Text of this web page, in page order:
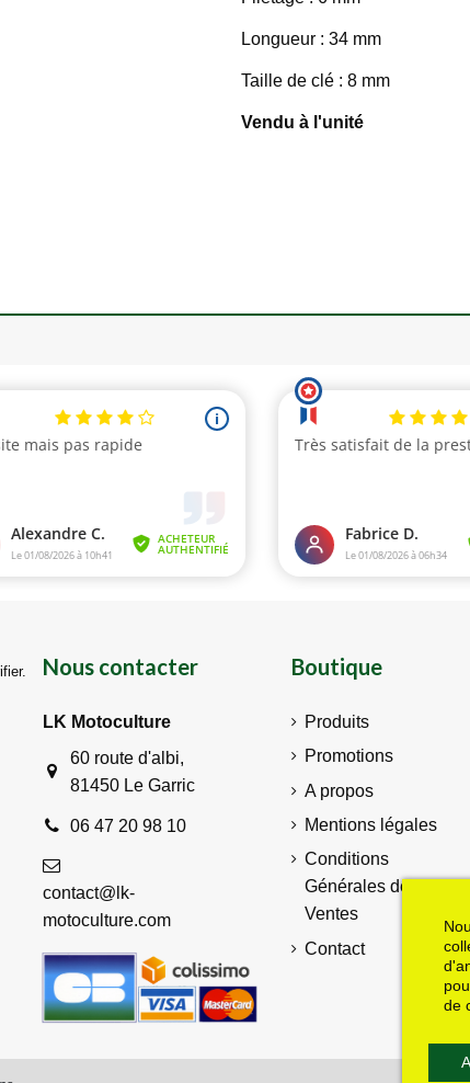
de
Longueur : 34 mm
Taille de clé : 8 mm
Vendu à l'unité
. Nous contacter
LK Motoculture
60 route d'albi,
81450 Le Garric
06 47 20 98 10
contact@lk-
motoculture.com
Boutique
Produits
Promotions
A propos
Mentions légales
Conditions
Générales de
Ventes
Contact